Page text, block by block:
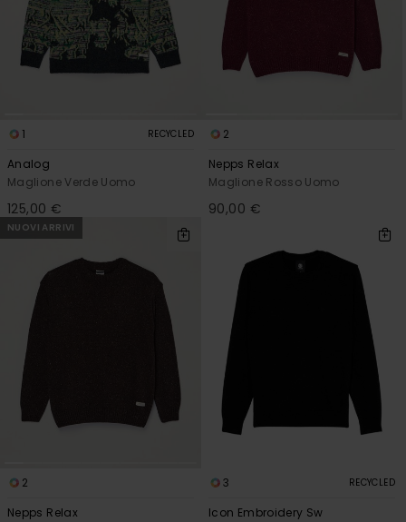
1 RECYCLED
Analog
Maglione Verde Uomo
125,00 €
2
Nepps Relax
Maglione Rosso Uomo
90,00 €
NUOVI ARRIVI
2
Nepps Relax
3 RECYCLED
Icon Embroidery Sw